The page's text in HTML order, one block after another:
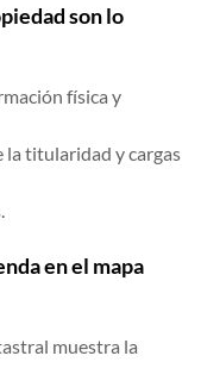
son lo
física y
la titularidad y cargas
en el mapa
muestra la